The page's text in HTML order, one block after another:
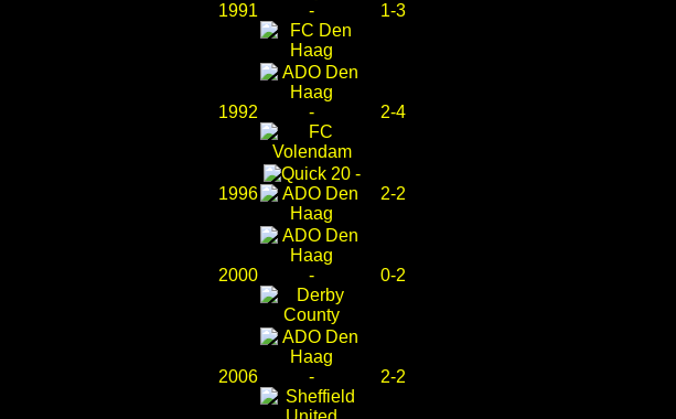
1991 - 1-3
1992 - 2-4
1996
-
2-2
2000 - 0-2
2006 - 2-2